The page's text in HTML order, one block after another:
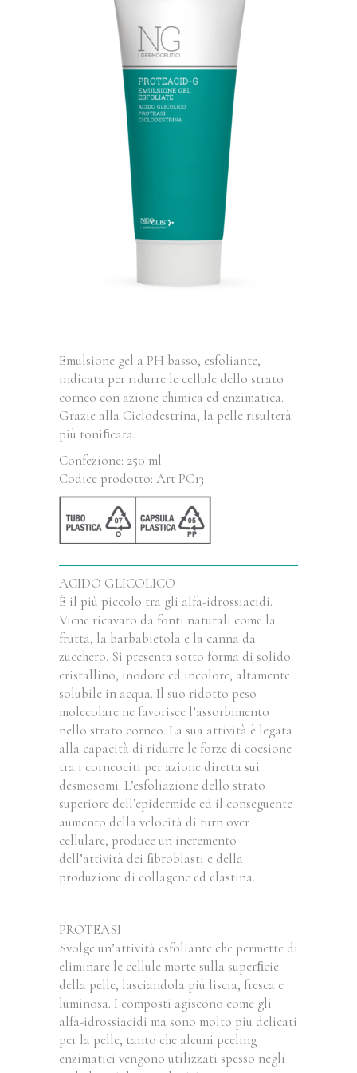
Emulsione gel a PH basso, esfoliante,
indicata per ridurre le cellule dello strato
corneo con azione chimica ed enzimatica.
Grazie alla Ciclodestrina, la pelle risulterà
più toniﬁcata.
Confezione: 250 ml
Codice prodotto: Art PC13
ACIDO GLICOLICO
È il più piccolo tra gli alfa-idrossiacidi.
Viene ricavato da fonti naturali come la
frutta, la barbabietola e la canna da
zucchero. Si presenta sotto forma di solido
cristallino, inodore ed incolore, altamente
solubile in acqua. Il suo ridotto peso
molecolare ne favorisce l’assorbimento
nello strato corneo. La sua attività è legata
alla capacità di ridurre le forze di coesione
tra i corneociti per azione diretta sui
desmosomi. L’esfoliazione dello strato
superiore dell’epidermide ed il conseguente
aumento della velocità di turn over
cellulare, produce un incremento
dell’attività dei ﬁbroblasti e della
produzione di collagene ed elastina.
PROTEASI
Svolge un’attività esfoliante che permette di
eliminare le cellule morte sulla superﬁcie
della pelle, lasciandola più liscia, fresca e
luminosa. I composti agiscono come gli
alfa-idrossiacidi ma sono molto più delicati
per la pelle, tanto che alcuni peeling
enzimatici vengono utilizzati spesso negli